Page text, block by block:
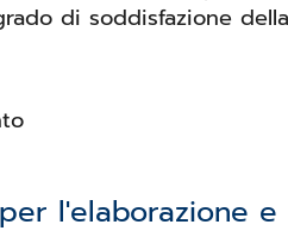
di soddisfazione
l'elaborazione